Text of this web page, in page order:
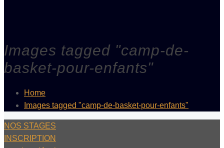
Images tagged "camp-de-
basket-pour-enfants"
Home
Images tagged "camp-de-basket-pour-enfants"
NOS STAGES
INSCRIPTION